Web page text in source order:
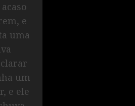
e
uma
um
e ele